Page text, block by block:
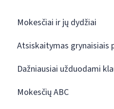
Mokesčiai ir jų dydžiai
Atsiskaitymas grynaisiais
Dažniausiai užduodami
Mokesčių ABC